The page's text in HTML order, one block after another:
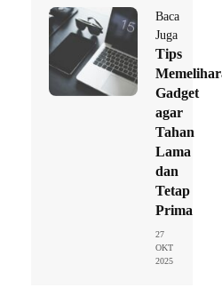
Baca
Juga
Tips
Gadget
agar
Tahan
Lama
dan
Tetap
Prima
27
OKT
2025